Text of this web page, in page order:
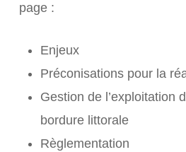
page :
Enjeux
Préconisations pour la
Gestion de l’exploitation
bordure littorale
Règlementation